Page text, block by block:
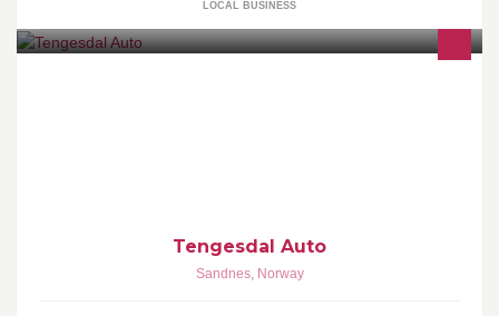
LOCAL BUSINESS
Tengesdal Auto
Sandnes, Norway